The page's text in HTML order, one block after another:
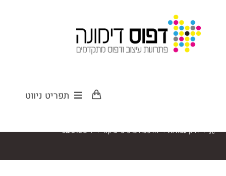
תפריט ניווט
> תיק עבודות > הדפסת כרטיסי ביקור >
card IDO-1